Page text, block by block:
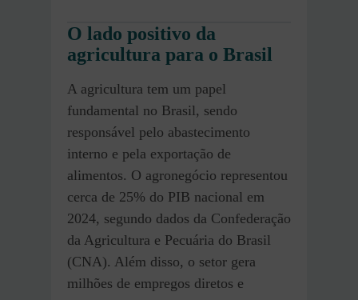
O lado positivo da
agricultura para o Brasil
A agricultura tem um papel
fundamental no Brasil, sendo
responsável pelo abastecimento
interno e pela exportação de
alimentos. O agronegócio representou
cerca de 25% do PIB nacional em
2024, segundo dados da Confederação
da Agricultura e Pecuária do Brasil
(CNA). Além disso, o setor gera
milhões de empregos diretos e